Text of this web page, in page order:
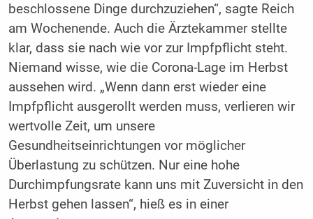
beschlossene Dinge durchzuziehen“, sagte Reich
am Wochenende. Auch die Ärztekammer stellte
klar, dass sie nach wie vor zur Impfpflicht steht.
Niemand wisse, wie die Corona-Lage im Herbst
aussehen wird. „Wenn dann erst wieder eine
Impfpflicht ausgerollt werden muss, verlieren wir
wertvolle Zeit, um unsere
Gesundheitseinrichtungen vor möglicher
Überlastung zu schützen. Nur eine hohe
Durchimpfungsrate kann uns mit Zuversicht in den
Herbst gehen lassen“, hieß es in einer